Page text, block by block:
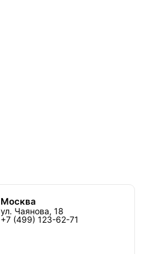
Москва
ул. Чаянова, 18
+7 (499) 123-62-71